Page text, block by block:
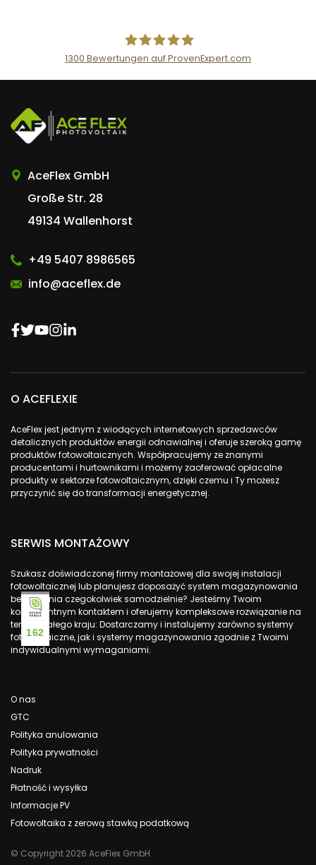
AceFlex GmbH
1300 Bewertungen auf ProvenExpert.com
AceFlex GmbH
Große Str. 28
49134 Wallenhorst
+49 5407 8986565
info@aceflex.de
O ACEFLEXIE
AceFlex jest jednym z wiodących internetowych sprzedawców
detalicznych produktów energii odnawialnej i oferuje szeroką gamę
produktów fotowoltaicznych. Współpracujemy ze znanymi
producentami i hurtownikami i możemy zaoferować opłacalne
produkty w sektorze fotowoltaicznym, dzięki czemu i Ty możesz
przyczynić się do transformacji energetycznej.
SERWIS MONTAŻOWY
Szukasz doświadczonej firmy montażowej dla swojej instalacji
fotowoltaicznej lub planujesz doposażyć system magazynowania
bez robienia czegokolwiek samodzielnie? Jesteśmy Twoim
kompetentnym kontaktem i oferujemy kompleksowe rozwiązanie na
terenie całego kraju: Dostarczamy i instalujemy zarówno systemy
fotowoltaiczne, jak i systemy magazynowania zgodnie z Twoimi
indywidualnymi wymaganiami.
O nas
GTC
Polityka anulowania
Polityka prywatności
Nadruk
Płatność i wysyłka
Informacje PV
Fotowoltaika z zerową stawką podatkową
© Copyright 2026 AceFlex GmbH
162